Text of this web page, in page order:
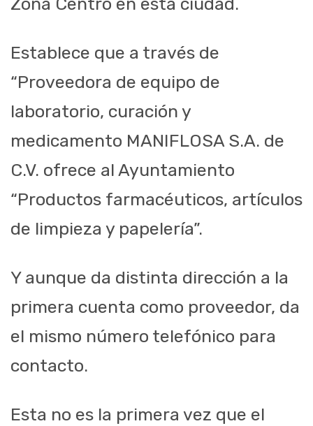
Zona Centro en esta ciudad.
Establece que a través de
“Proveedora de equipo de
laboratorio, curación y
medicamento MANIFLOSA S.A. de
C.V. ofrece al Ayuntamiento
“Productos farmacéuticos, artículos
de limpieza y papelería”.
Y aunque da distinta dirección a la
primera cuenta como proveedor, da
el mismo número telefónico para
contacto.
Esta no es la primera vez que el